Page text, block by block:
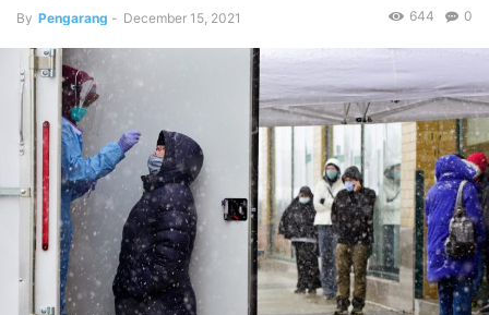
By Pengarang - December 15, 2021 0
644